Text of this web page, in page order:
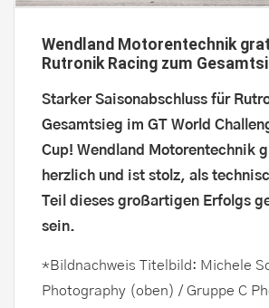
Wendland Motorentechnik
Rutronik Racing zum
Starker Saisonabschluss für
Gesamtsieg im GT World
Cup! Wendland Motorentechnik
herzlich und ist stolz, als
Teil dieses großartigen Erfolgs
sein.
*Bildnachweis Titelbild: Michele
Photography (oben) / Gruppe C